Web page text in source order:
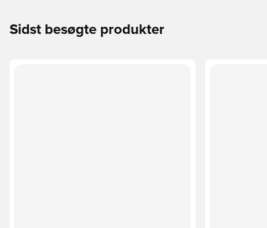
Sidst besøgte produkter